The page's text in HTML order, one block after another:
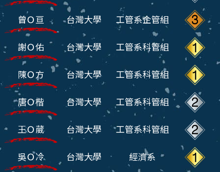
曾Ｏ亘 台灣大學 工管系企管組
謝Ｏ佑 台灣大學 工管系科管組
陳Ｏ方 台灣大學 工管系科管組
唐Ｏ楷 台灣大學 工管系科管組
王Ｏ葳 台灣大學 工管系科管組
吳Ｏ冷 台灣大學 經濟系